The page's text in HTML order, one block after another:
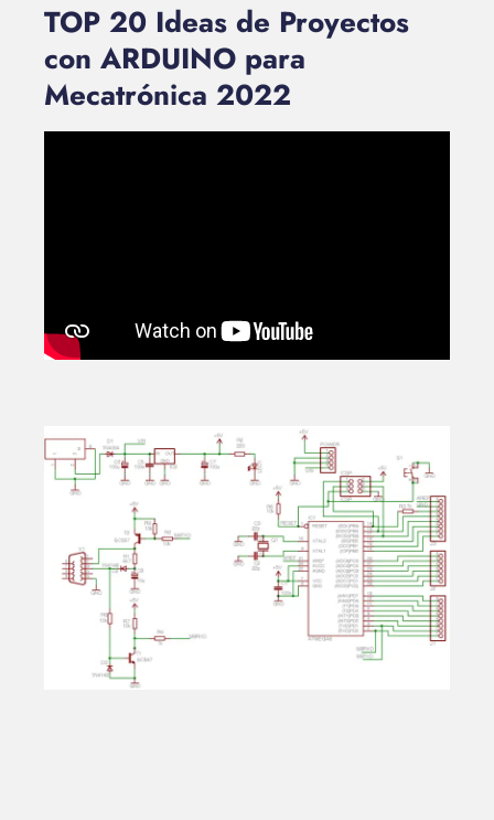
TOP 20 Ideas de Proyectos
con ARDUINO para
Mecatrónica 2022